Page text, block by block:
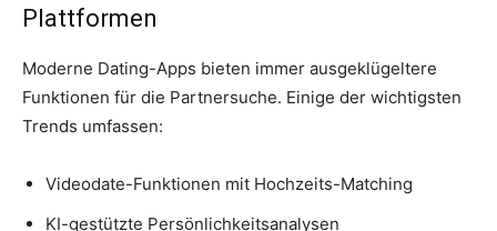
Plattformen
Moderne Dating-Apps bieten immer ausgeklügeltere
Funktionen für die Partnersuche. Einige der wichtigsten
Trends umfassen:
Videodate-Funktionen mit Hochzeits-Matching
KI-gestützte Persönlichkeitsanalysen